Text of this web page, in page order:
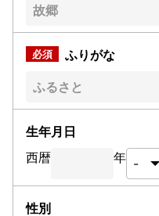
ふりがな
生年月日
西暦
年
性別